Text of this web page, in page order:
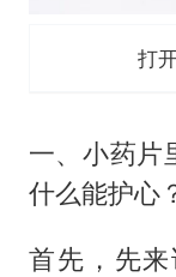
打
一、小药片
什么能护心
首先，先